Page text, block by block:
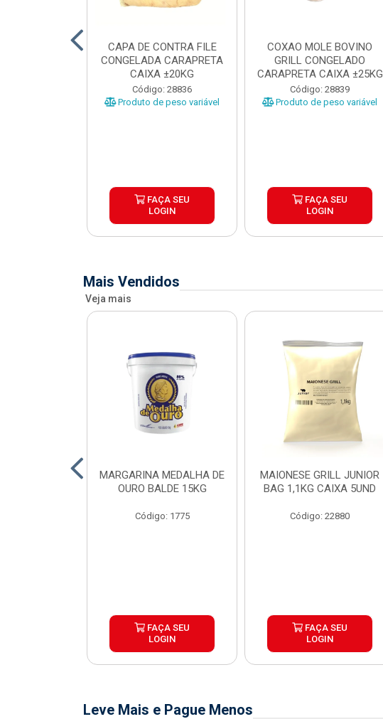
CAPA DE CONTRA FILE
CONGELADA CARAPRETA
CAIXA ±20KG
Código: 28836
Produto de peso variável
FAÇA SEU
LOGIN
COXAO MOLE BOVINO
GRILL CONGELADO
CARAPRETA CAIXA ±25KG
Código: 28839
Produto de peso variável
FAÇA SEU
LOGIN
Mais Vendidos
Veja mais
MARGARINA MEDALHA DE
OURO BALDE 15KG
Código: 1775
FAÇA SEU
LOGIN
MAIONESE GRILL JUNIOR
BAG 1,1KG CAIXA 5UND
Código: 22880
FAÇA SEU
LOGIN
Leve Mais e Pague Menos